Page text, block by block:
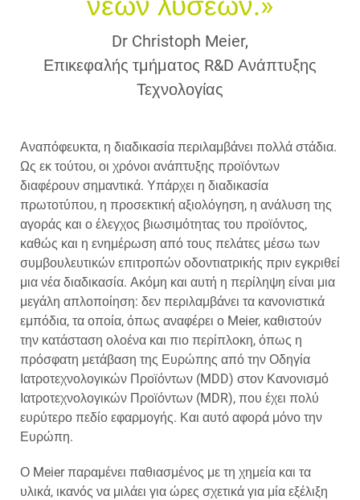
Dr Christoph Meier,
Επικεφαλής τμήματος R&D Ανάπτυξης
Τεχνολογίας
Αναπόφευκτα, η διαδικασία περιλαμβάνει πολλά στάδια.
Ως εκ τούτου, οι χρόνοι ανάπτυξης προϊόντων
διαφέρουν σημαντικά. Υπάρχει η διαδικασία
πρωτοτύπου, η προσεκτική αξιολόγηση, η ανάλυση της
αγοράς και ο έλεγχος βιωσιμότητας του προϊόντος,
καθώς και η ενημέρωση από τους πελάτες μέσω των
συμβουλευτικών επιτροπών οδοντιατρικής πριν εγκριθεί
μια νέα διαδικασία. Ακόμη και αυτή η περίληψη είναι μια
μεγάλη απλοποίηση: δεν περιλαμβάνει τα κανονιστικά
εμπόδια, τα οποία, όπως αναφέρει ο Meier, καθιστούν
την κατάσταση ολοένα και πιο περίπλοκη, όπως η
πρόσφατη μετάβαση της Ευρώπης από την Οδηγία
Ιατροτεχνολογικών Προϊόντων (MDD) στον Κανονισμό
Ιατροτεχνολογικών Προϊόντων (MDR), που έχει πολύ
ευρύτερο πεδίο εφαρμογής. Και αυτό αφορά μόνο την
Ευρώπη.
Ο Meier παραμένει παθιασμένος με τη χημεία και τα
υλικά, ικανός να μιλάει για ώρες σχετικά για μία εξέλιξη